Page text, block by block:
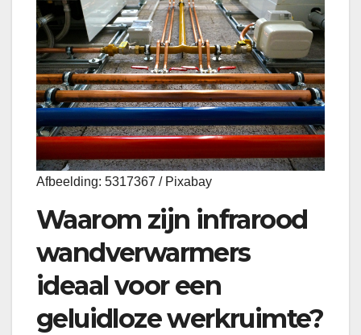
Afbeelding: 5317367 / Pixabay
Waarom zijn infrarood
wandverwarmers
ideaal voor een
geluidloze werkruimte?